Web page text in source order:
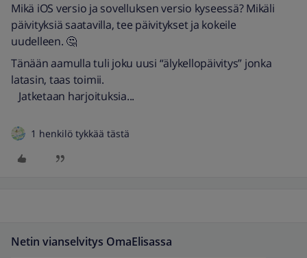
Mikä iOS versio ja sovelluksen versio kyseessä? Mikäli
päivityksiä saatavilla, tee päivitykset ja kokeile
uudelleen. 🤔
Tänään aamulla tuli joku uusi “älykellopäivitys” jonka
latasin, taas toimii.
Jatketaan harjoituksia...
1 henkilö tykkää tästä
Netin vianselvitys OmaElisassa